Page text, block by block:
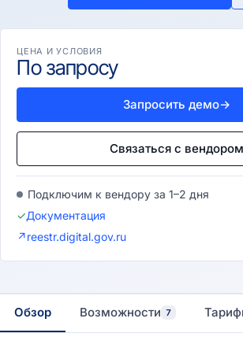
ЦЕНА И УСЛОВИЯ
По запросу
Запросить демо→
Связаться с вендором
Подключим к вендору за 1–2 дня
✓Документация
↗reestr.digital.gov.ru
Обзор Возможности 7